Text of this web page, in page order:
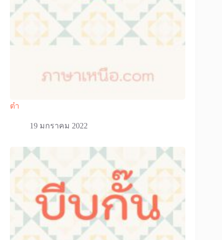
ต๋า
19 มกราคม 2022